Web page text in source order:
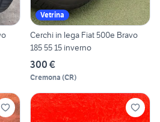
Vetrina
Cerchi in lega Fiat 500e Bravo
185 55 15 inverno
300 €
Cremona (CR)